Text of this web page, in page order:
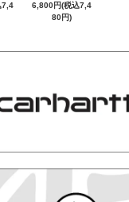
7,4
6,800円(税込7,4
80円)